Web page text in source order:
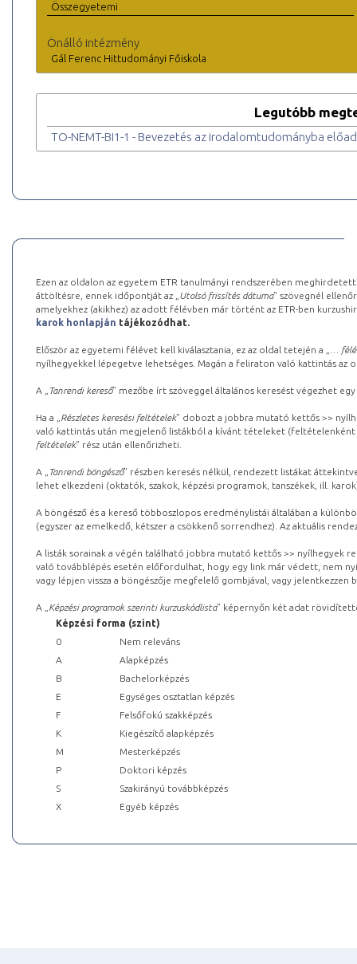
Összegyetemi
Önálló intézmény
Gál Ferenc Hittudományi Főiskola
Legutóbb
TO-NEMT-BI1-1 - Bevezetés az irodalomtudományba
Ezen az oldalon az egyetem ETR tanulmányi rendszerében
áttöltésre, ennek időpontját az „ Utolsó frissítés dátuma” szövegnél
amelyekhez (akikhez) az adott félévben már történt az ETR-ben
karok honlapján tájékozódhat.
Először az egyetemi félévet kell kiválasztania, ez az oldal tetején a „
…
nyílhegyekkel lépegetve lehetséges. Magán a feliraton való kattintás az
A „ Tanrendi kereső” mezőbe írt szöveggel általános keresést végezhet
Ha a „ Részletes keresési feltételek” dobozt a jobbra mutató kettős >>
való kattintás után megjelenő listákból a kívánt tételeket (feltételenként
feltételek” rész után ellenőrizheti.
A „ Tanrendi böngésző” részben keresés nélkül, rendezett listákat
lehet elkezdeni (oktatók, szakok, képzési programok, tanszékek, ill.
A böngésző és a kereső többoszlopos eredménylistái általában a
(egyszer az emelkedő, kétszer a csökkenő sorrendhez). Az aktuális
A listák sorainak a végén található jobbra mutató kettős >> nyílhegyek
való továbblépés esetén előfordulhat, hogy egy link már védett, nem
vagy lépjen vissza a böngészője megfelelő gombjával, vagy
A „ Képzési programok szerinti kurzuskódlista” képernyőn két adat
Képzési forma (szint)
0
Nem releváns
A
Alapképzés
B
Bachelorképzés
E
Egységes osztatlan képzés
F
Felsőfokú szakképzés
K
Kiegészítő alapképzés
M
Mesterképzés
P
Doktori képzés
S
Szakirányú továbbképzés
X
Egyéb képzés